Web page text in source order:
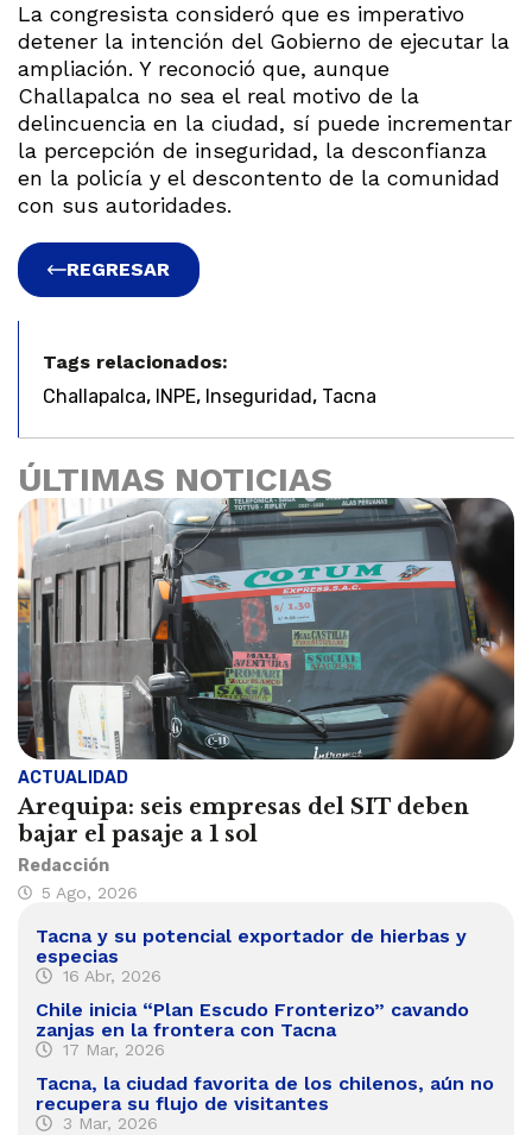
La congresista consideró que es imperativo
detener la intención del Gobierno de ejecutar la
ampliación. Y reconoció que, aunque
Challapalca no sea el real motivo de la
delincuencia en la ciudad, sí puede incrementar
la percepción de inseguridad, la desconfianza
en la policía y el descontento de la comunidad
con sus autoridades.
REGRESAR
Tags relacionados:
Challapalca, INPE, Inseguridad , Tacna
ÚLTIMAS NOTICIAS
ACTUALIDAD
Arequipa: seis empresas del SIT deben
bajar el pasaje a 1 sol
Redacción
5 Ago, 2026
Tacna y su potencial exportador de hierbas y
especias
16 Abr, 2026
Chile inicia “Plan Escudo Fronterizo” cavando
zanjas en la frontera con Tacna
17 Mar, 2026
Tacna, la ciudad favorita de los chilenos, aún no
recupera su flujo de visitantes
3 Mar, 2026